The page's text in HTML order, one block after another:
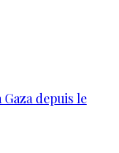
depuis le